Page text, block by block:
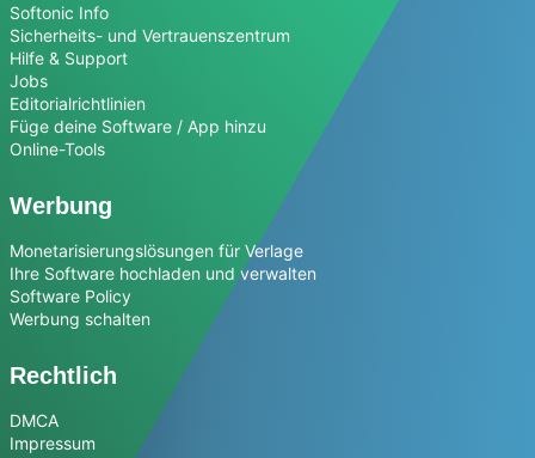
Softonic Info
Sicherheits- und Vertrauenszentrum
Hilfe & Support
Jobs
Editorialrichtlinien
Füge deine Software / App hinzu
Online-Tools
Werbung
Monetarisierungslösungen für Verlage
Ihre Software hochladen und verwalten
Software Policy
Werbung schalten
Rechtlich
DMCA
Impressum